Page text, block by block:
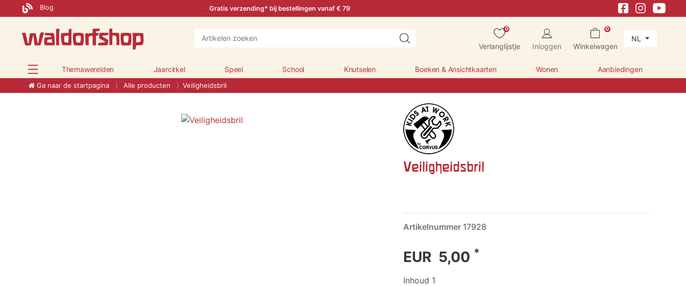
Blog Gratis verzending* bij bestellingen vanaf € 79
0
Verlanglijstje Inloggen
0
Winkelwagen
NL
Themawerelden Jaarcirkel Speel School Knutselen Boeken & Ansichtkaarten Wonen Aanbiedingen
Ga naar de startpagina Alle producten Veiligheidsbril
Veiligheidsbril
Artikelnummer 17928
EUR 5,00 *
Inhoud 1